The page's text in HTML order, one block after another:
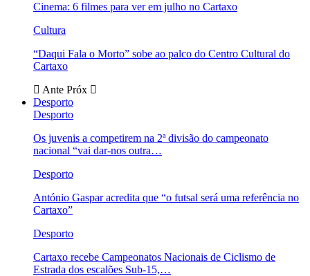
Cinema: 6 filmes para ver em julho no Cartaxo
Cultura
“Daqui Fala o Morto” sobe ao palco do Centro Cultural do
Cartaxo
Ante Próx
Desporto
Desporto
Os juvenis a competirem na 2ª divisão do campeonato
nacional “vai dar-nos outra…
Desporto
António Gaspar acredita que “o futsal será uma referência no
Cartaxo”
Desporto
Cartaxo recebe Campeonatos Nacionais de Ciclismo de
Estrada dos escalões Sub-15,…